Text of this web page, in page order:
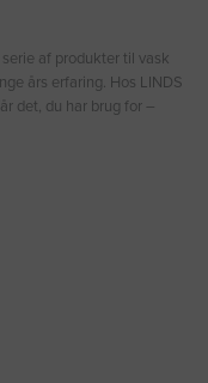
af produkter til vask
års erfaring. Hos LINDS
det, du har brug for –